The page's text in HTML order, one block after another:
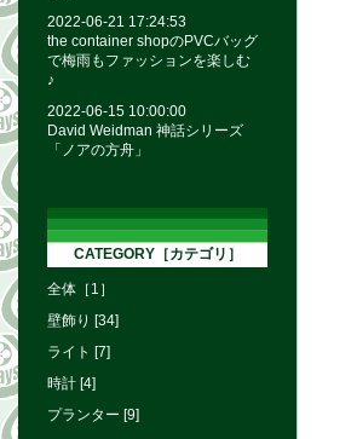
2022-06-21 17:24:53
the container shopのPVCバッグ
で梅雨もファッションを楽しむ
♪
2022-06-15 10:00:00
David Weidman 神話シリーズ
「ノアの方舟」
CATEGORY［カテゴリ］
全体［1］
壁飾り [34]
ライト [7]
時計 [4]
プランター [9]